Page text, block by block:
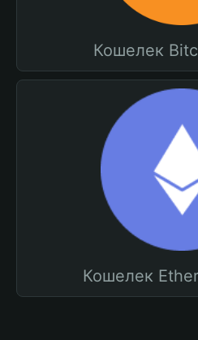
Кошелек
Кошелек